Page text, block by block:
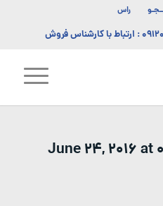
راس
: ارتباط با کارشناس فروش